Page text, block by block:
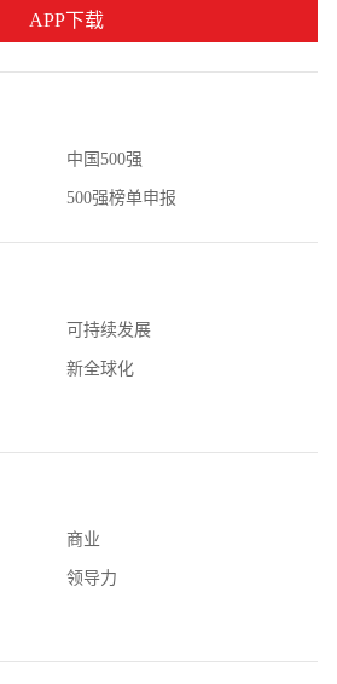
中国500强
500强榜单申报
可持续发展
新全球化
商业
领导力
APP下载